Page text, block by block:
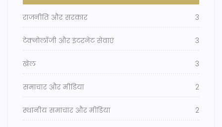
राजनीति और सरकार 3
टेक्नोलॉजी और इंटरनेट सेवाएं 3
खेल 3
समाचार और मीडिया 2
स्थानीय समाचार और मीडिया 2